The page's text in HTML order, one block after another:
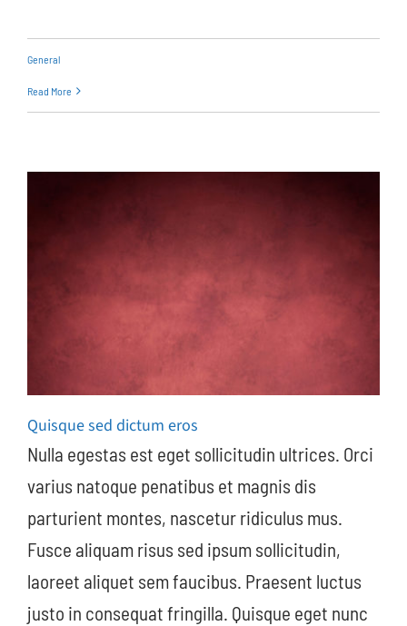
General
Read More
Quisque sed dictum eros
Nulla egestas est eget sollicitudin ultrices. Orci
varius natoque penatibus et magnis dis
parturient montes, nascetur ridiculus mus.
Fusce aliquam risus sed ipsum sollicitudin,
laoreet aliquet sem faucibus. Praesent luctus
justo in consequat fringilla. Quisque eget nunc